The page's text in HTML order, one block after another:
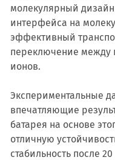
молекулярный дизайн
интерфейса на
эффективный
переключение между
ионов.
Экспериментальные
впечатляющие
батарея на основе
отличную
стабильность после